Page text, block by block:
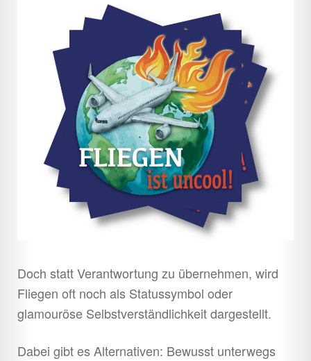
Doch statt Verantwortung zu übernehmen, wird
Fliegen oft noch als Statussymbol oder
glamouröse Selbstverständlichkeit dargestellt.
Dabei gibt es Alternativen: Bewusst unterwegs